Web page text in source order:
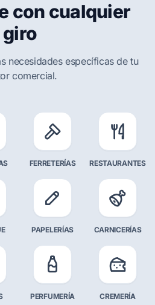
con cualquier
giro
necesidades específicas de tu
comercial.
FERRETERÍAS RESTAURANTES
PAPELERÍAS CARNICERÍAS
PERFUMERÍA CREMERÍA